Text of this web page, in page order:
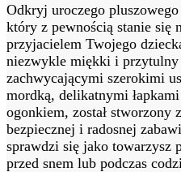
Odkryj uroczego pluszowego
który z pewnością⁣ stanie się​
⁤przyjacielem‌ Twojego
niezwykle miękki i przytulny
zachwycającymi szerokimi
mordką, delikatnymi
ogonkiem, został stworzony
bezpiecznej i radosnej
sprawdzi się jako towarzysz
przed‌ snem ⁢lub podczas